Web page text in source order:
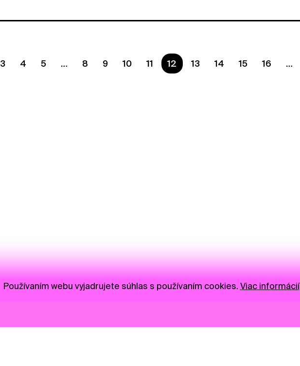
3 4 5 8 9 10 11 Ste na strane
12 13 14 15 16
Používaním webu vyjadrujete súhlas s používaním cookies. Viac informácií